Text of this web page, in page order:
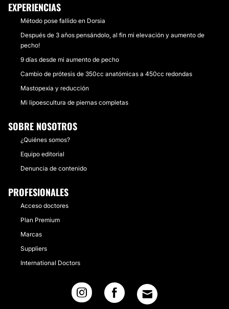
EXPERIENCIAS
Método pose fallido en Dorsia
Después de 3 años pensándolo, al fin mi elevación y aumento de
pecho!
9 días desde mi aumento de pecho
Cambio de prótesis de 350cc anatómicas a 450cc redondas
Mastopexia y reducción
Mi lipoescultura de piernas completas
SOBRE NOSOTROS
¿Quiénes somos?
Equipo editorial
Denuncia de contenido
PROFESIONALES
Acceso doctores
Plan Premium
Marcas
Suppliers
International Doctors